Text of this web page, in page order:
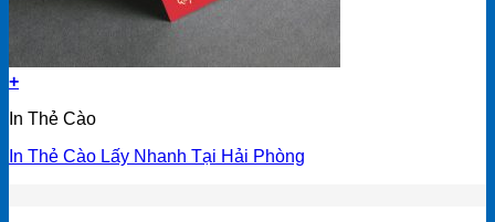
+
In Thẻ Cào
In Thẻ Cào Lấy Nhanh Tại Hải Phòng